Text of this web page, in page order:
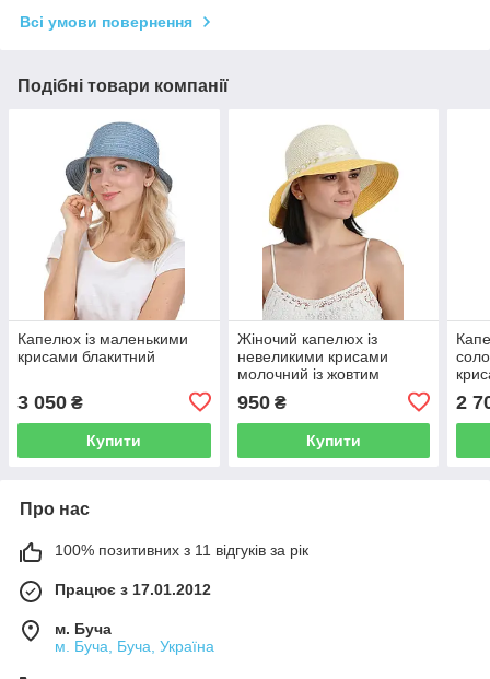
Всі умови повернення
Подібні товари компанії
Капелюх із маленькими
крисами блакитний
3 050 ₴
Купити
Жіночий капелюх із
невеликими крисами
молочний із жовтим
950₴
Купити
2
Про нас
100% позитивних з 11 відгуків за рік
Працює з 17.01.2012
м. Буча
м. Буча, Буча, Україна